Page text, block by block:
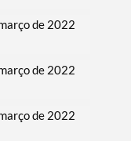
de 2022
de 2022
de 2022